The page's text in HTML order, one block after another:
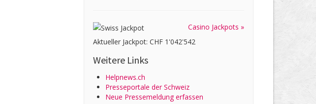
Casino Jackpots »
Aktueller Jackpot: CHF 1'042'542
Weitere Links
Helpnews.ch
Presseportale der Schweiz
Neue Pressemeldung erfassen